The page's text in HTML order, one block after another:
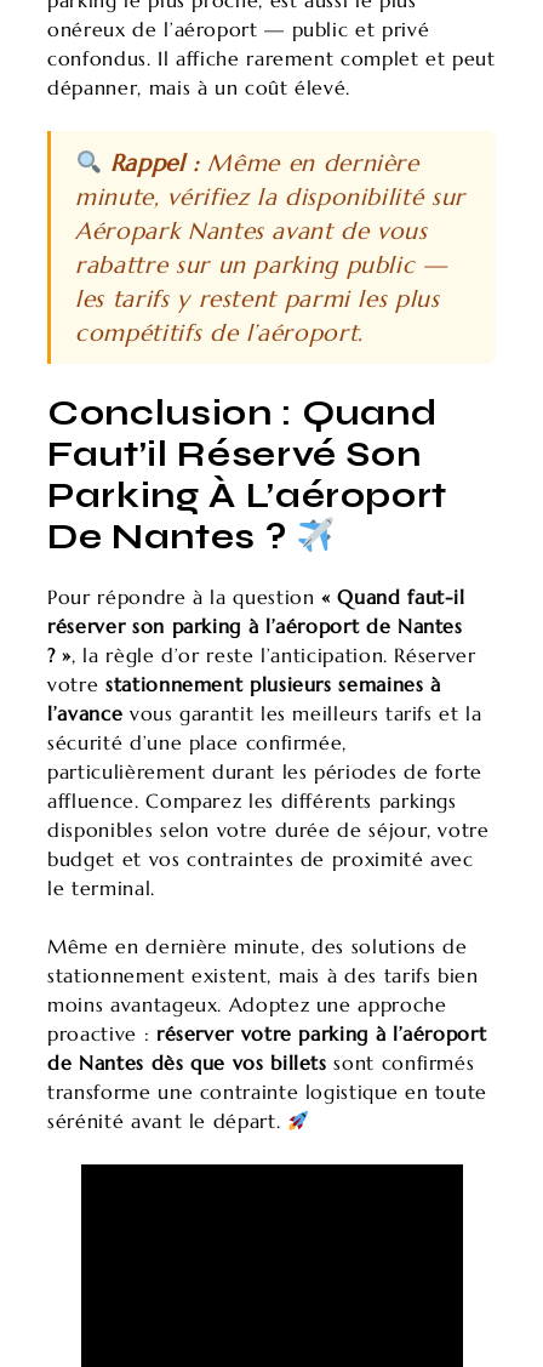
onéreux de l’aéroport — public et privé
confondus. Il affiche rarement complet et peut
dépanner, mais à un coût élevé.
Rappel :Même en dernière
minute, vérifiez la disponibilité sur
Aéropark Nantesavant de vous
rabattre sur un parking public —
les tarifs y restent parmi les plus
compétitifs de l’aéroport.
Conclusion : Quand
Faut’il Réservé Son
Parking À L’aéroport
De Nantes ?
Pour répondre à la question« Quand faut-il
réserver son parking à l’aéroport de Nantes
? », la règle d’or reste l’anticipation. Réserver
votrestationnement plusieurs semaines à
l’avance vous garantit les meilleurs tarifs et la
sécurité d’une place confirmée,
particulièrement durant les périodes de forte
affluence. Comparez les différents parkings
disponibles selon votre durée de séjour, votre
budget et vos contraintes de proximité avec
le terminal.
Même en dernière minute, des solutions de
stationnement existent, mais à des tarifs bien
moins avantageux. Adoptez une approche
proactive : réserver votre parking à l’aéroport
de Nantes dès que vos billets sont confirmés
transforme une contrainte logistique en toute
sérénité avant le départ.